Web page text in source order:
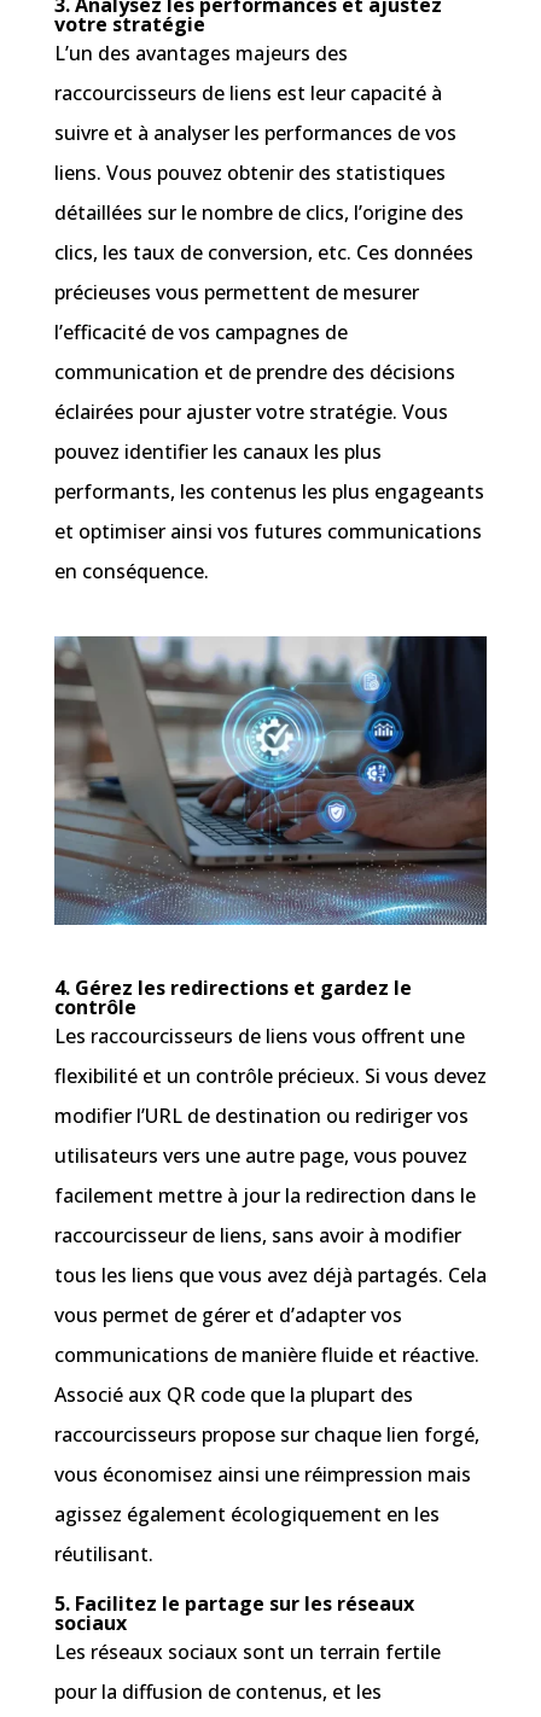
votre stratégie
L’un des avantages majeurs des
raccourcisseurs de liens est leur capacité à
suivre et à analyser les performances de vos
liens. Vous pouvez obtenir des statistiques
détaillées sur le nombre de clics, l’origine des
clics, les taux de conversion, etc. Ces données
précieuses vous permettent de mesurer
l’efficacité de vos campagnes de
communication et de prendre des décisions
éclairées pour ajuster votre stratégie. Vous
pouvez identifier les canaux les plus
performants, les contenus les plus engageants
et optimiser ainsi vos futures communications
en conséquence.
4. Gérez les redirections et gardez le
contrôle
Les raccourcisseurs de liens vous offrent une
flexibilité et un contrôle précieux. Si vous devez
modifier l’URL de destination ou rediriger vos
utilisateurs vers une autre page, vous pouvez
facilement mettre à jour la redirection dans le
raccourcisseur de liens, sans avoir à modifier
tous les liens que vous avez déjà partagés. Cela
vous permet de gérer et d’adapter vos
communications de manière fluide et réactive.
Associé aux QR code que la plupart des
raccourcisseurs propose sur chaque lien forgé,
vous économisez ainsi une réimpression mais
agissez également écologiquement en les
réutilisant.
5. Facilitez le partage sur les réseaux
sociaux
Les réseaux sociaux sont un terrain fertile
pour la diffusion de contenus, et les